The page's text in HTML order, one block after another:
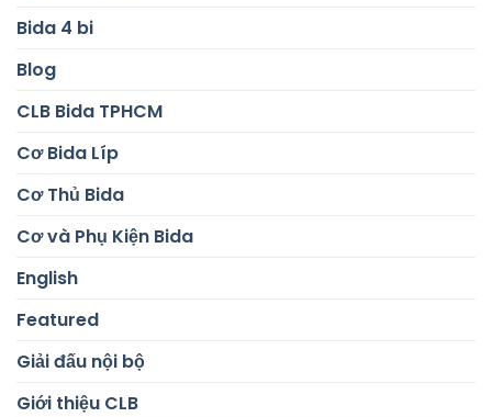
Bida 4 bi
Blog
CLB Bida TPHCM
Cơ Bida Líp
Cơ Thủ Bida
Cơ và Phụ Kiện Bida
English
Featured
Giải đấu nội bộ
Giới thiệu CLB